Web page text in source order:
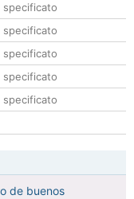
specificato
specificato
specificato
specificato
specificato
de buenos